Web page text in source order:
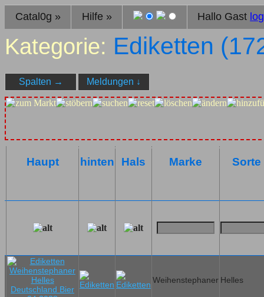
Catal0g » Hilfe » Hallo Gast
Kategorie: Ediketten (
Spalten → Meldungen ↓
Haupt hinten Hals Marke Sorte
Weihenstephaner Helles